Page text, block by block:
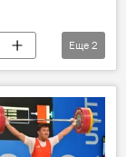
Еще 2